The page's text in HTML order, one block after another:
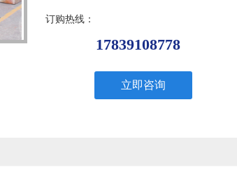
订购热线：
17839108778
立即咨询